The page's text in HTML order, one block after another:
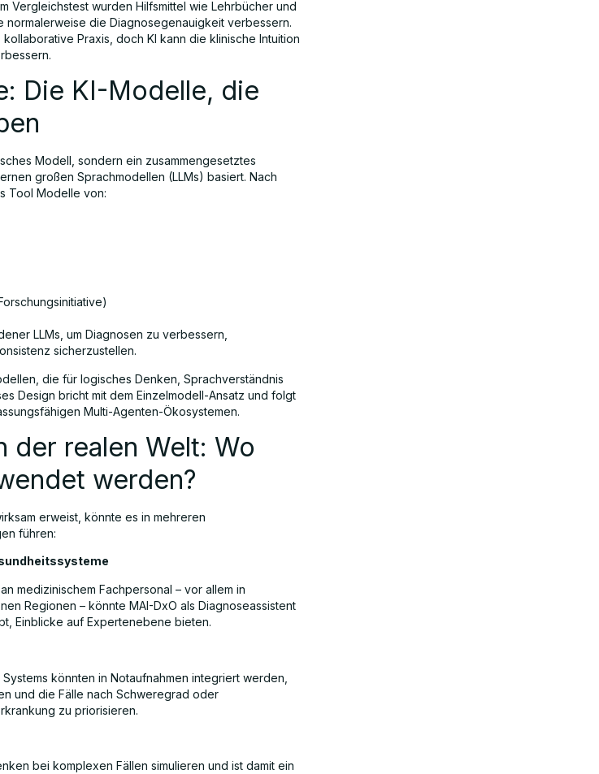
Vergleichstest wurden Hilfsmittel wie Lehrbücher und
normalerweise die Diagnosegenauigkeit verbessern.
Praxis, doch KI kann die klinische Intuition
Die KI-Modelle, die
Modell, sondern ein zusammengesetztes
großen Sprachmodellen (LLMs) basiert. Nach
Tool Modelle von:
LLMs, um Diagnosen zu verbessern,
sicherzustellen.
die für logisches Denken, Sprachverständnis
Design bricht mit dem Einzelmodell-Ansatz und folgt
Multi-Agenten-Ökosystemen.
der realen Welt: Wo
werden?
erweist, könnte es in mehreren
führen:
medizinischem Fachpersonal – vor allem in
Regionen – könnte MAI-DxO als Diagnoseassistent
Einblicke auf Expertenebene bieten.
könnten in Notaufnahmen integriert werden,
und die Fälle nach Schweregrad oder
zu priorisieren.
bei komplexen Fällen simulieren und ist damit ein